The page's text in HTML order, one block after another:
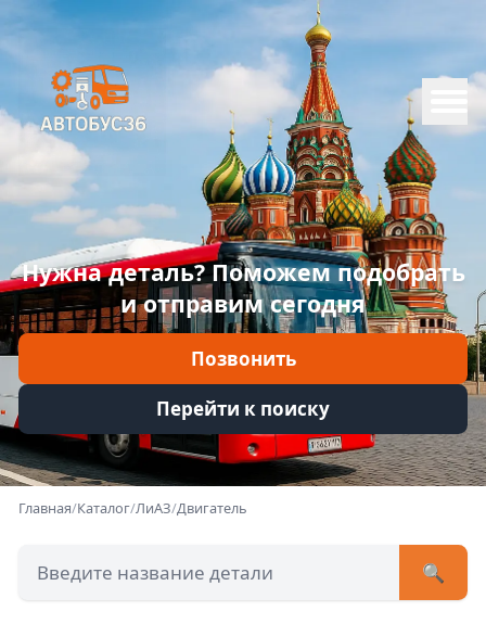
Нужна деталь? Поможем подобрать
и отправим сегодня
Позвонить
Перейти к поиску
Меню
Главная
Каталог
Марки
Информация
Главная/Каталог/ЛиАЗ/Двигатель
🔍